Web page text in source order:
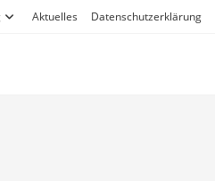
Aktuelles Datenschutzerklärung